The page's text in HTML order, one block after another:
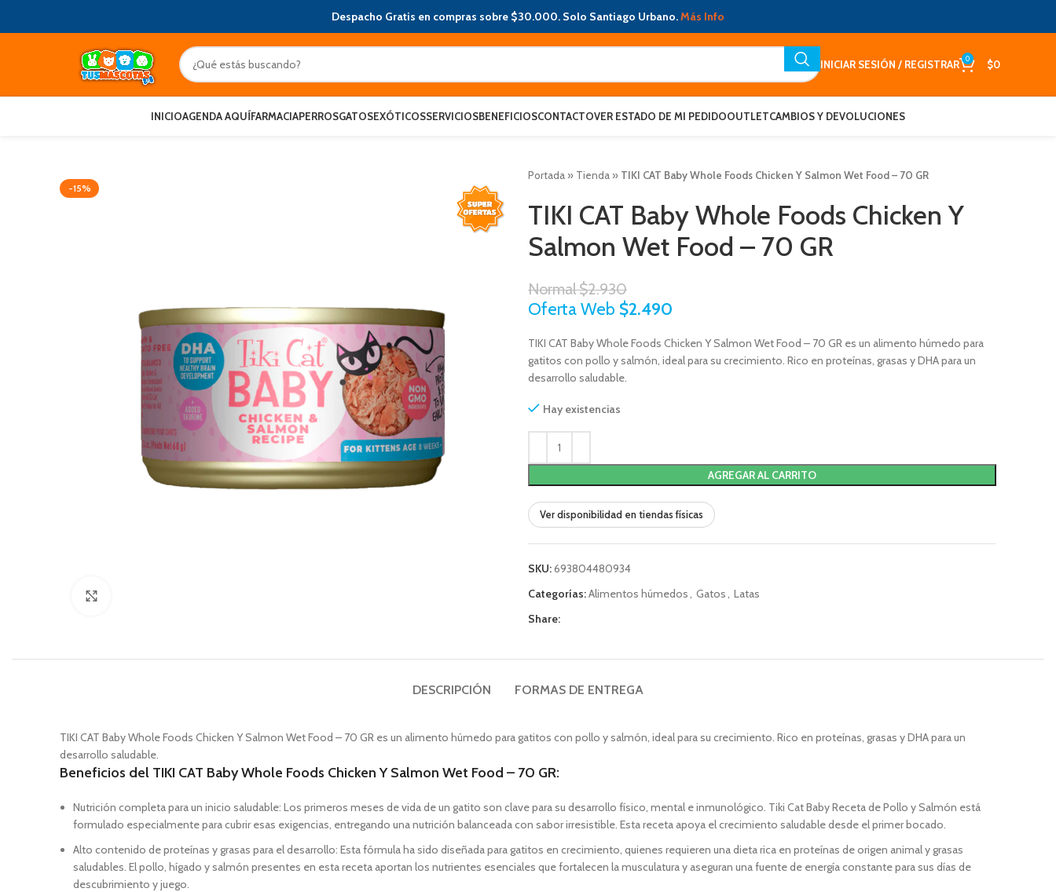
Despacho Gratis en compras sobre $30.000. Solo Santiago Urbano.Más Info
INICIAR SESIÓN / REGISTRAR 0 $0
INICIOAGENDA AQUÍFARMACIAPERROSGATOSEXÓTICOSSERVICIOSBENEFICIOSCONTACTOVER ESTADO DE MI PEDIDOOUTLETCAMBIOS Y DEVOLUCIONES
-15%
Portada » Tienda » TIKI CAT Baby Whole Foods Chicken Y Salmon Wet Food – 70 GR
TIKI CAT Baby Whole Foods Chicken Y
Salmon Wet Food – 70 GR
Normal$2.930
Oferta Web $2.490
TIKI CAT Baby Whole Foods Chicken Y Salmon Wet Food – 70 GR es un alimento húmedo para
gatitos con pollo y salmón, ideal para su crecimiento. Rico en proteínas, grasas y DHA para un
desarrollo saludable.
Hay existencias
AGREGAR AL CARRITO
Ver disponibilidad en tiendas físicas
SKU:693804480934
Categorías:Alimentos húmedos, Gatos, Latas
Share:
DESCRIPCIÓN FORMAS DE ENTREGA
TIKI CAT Baby Whole Foods Chicken Y Salmon Wet Food – 70 GR es un alimento húmedo para gatitos con pollo y salmón, ideal para su crecimiento. Rico en proteínas, grasas y DHA para un
desarrollo saludable.
Beneficios del TIKI CAT Baby Whole Foods Chicken Y Salmon Wet Food – 70 GR:
Nutrición completa para un inicio saludable: Los primeros meses de vida de un gatito son clave para su desarrollo físico, mental e inmunológico. Tiki Cat Baby Receta de Pollo y Salmón está
formulado especialmente para cubrir esas exigencias, entregando una nutrición balanceada con sabor irresistible. Esta receta apoya el crecimiento saludable desde el primer bocado.
Alto contenido de proteínas y grasas para el desarrollo: Esta fórmula ha sido diseñada para gatitos en crecimiento, quienes requieren una dieta rica en proteínas de origen animal y grasas
saludables. El pollo, hígado y salmón presentes en esta receta aportan los nutrientes esenciales que fortalecen la musculatura y aseguran una fuente de energía constante para sus días de
descubrimiento y juego.